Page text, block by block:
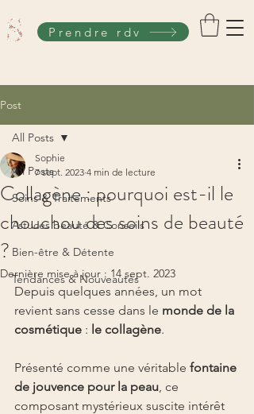
Prendre rdv
Post
All Posts
Soins & Traitements
Astuces beauté & Conseils
Bien-être & Détente
Tendances & Nouveautés
All Posts
Collagène : pourquoi est-il le
chouchou des soins de beauté
?
Sophie
7 sept. 2023 4 min de lecture
Dernière mise à jour : 14 sept. 2023
Depuis quelques années, un mot
revient sans cesse dans le monde de la
cosmétique : le collagène.
Présenté comme une véritable fontaine
de jouvence pour la peau , ce
composant mystérieux suscite intérêt